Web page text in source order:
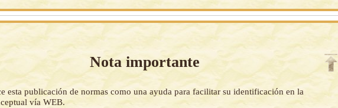
Nota importante
esta publicación de normas como una ayuda para facilitar su identificación en la
vía WEB.